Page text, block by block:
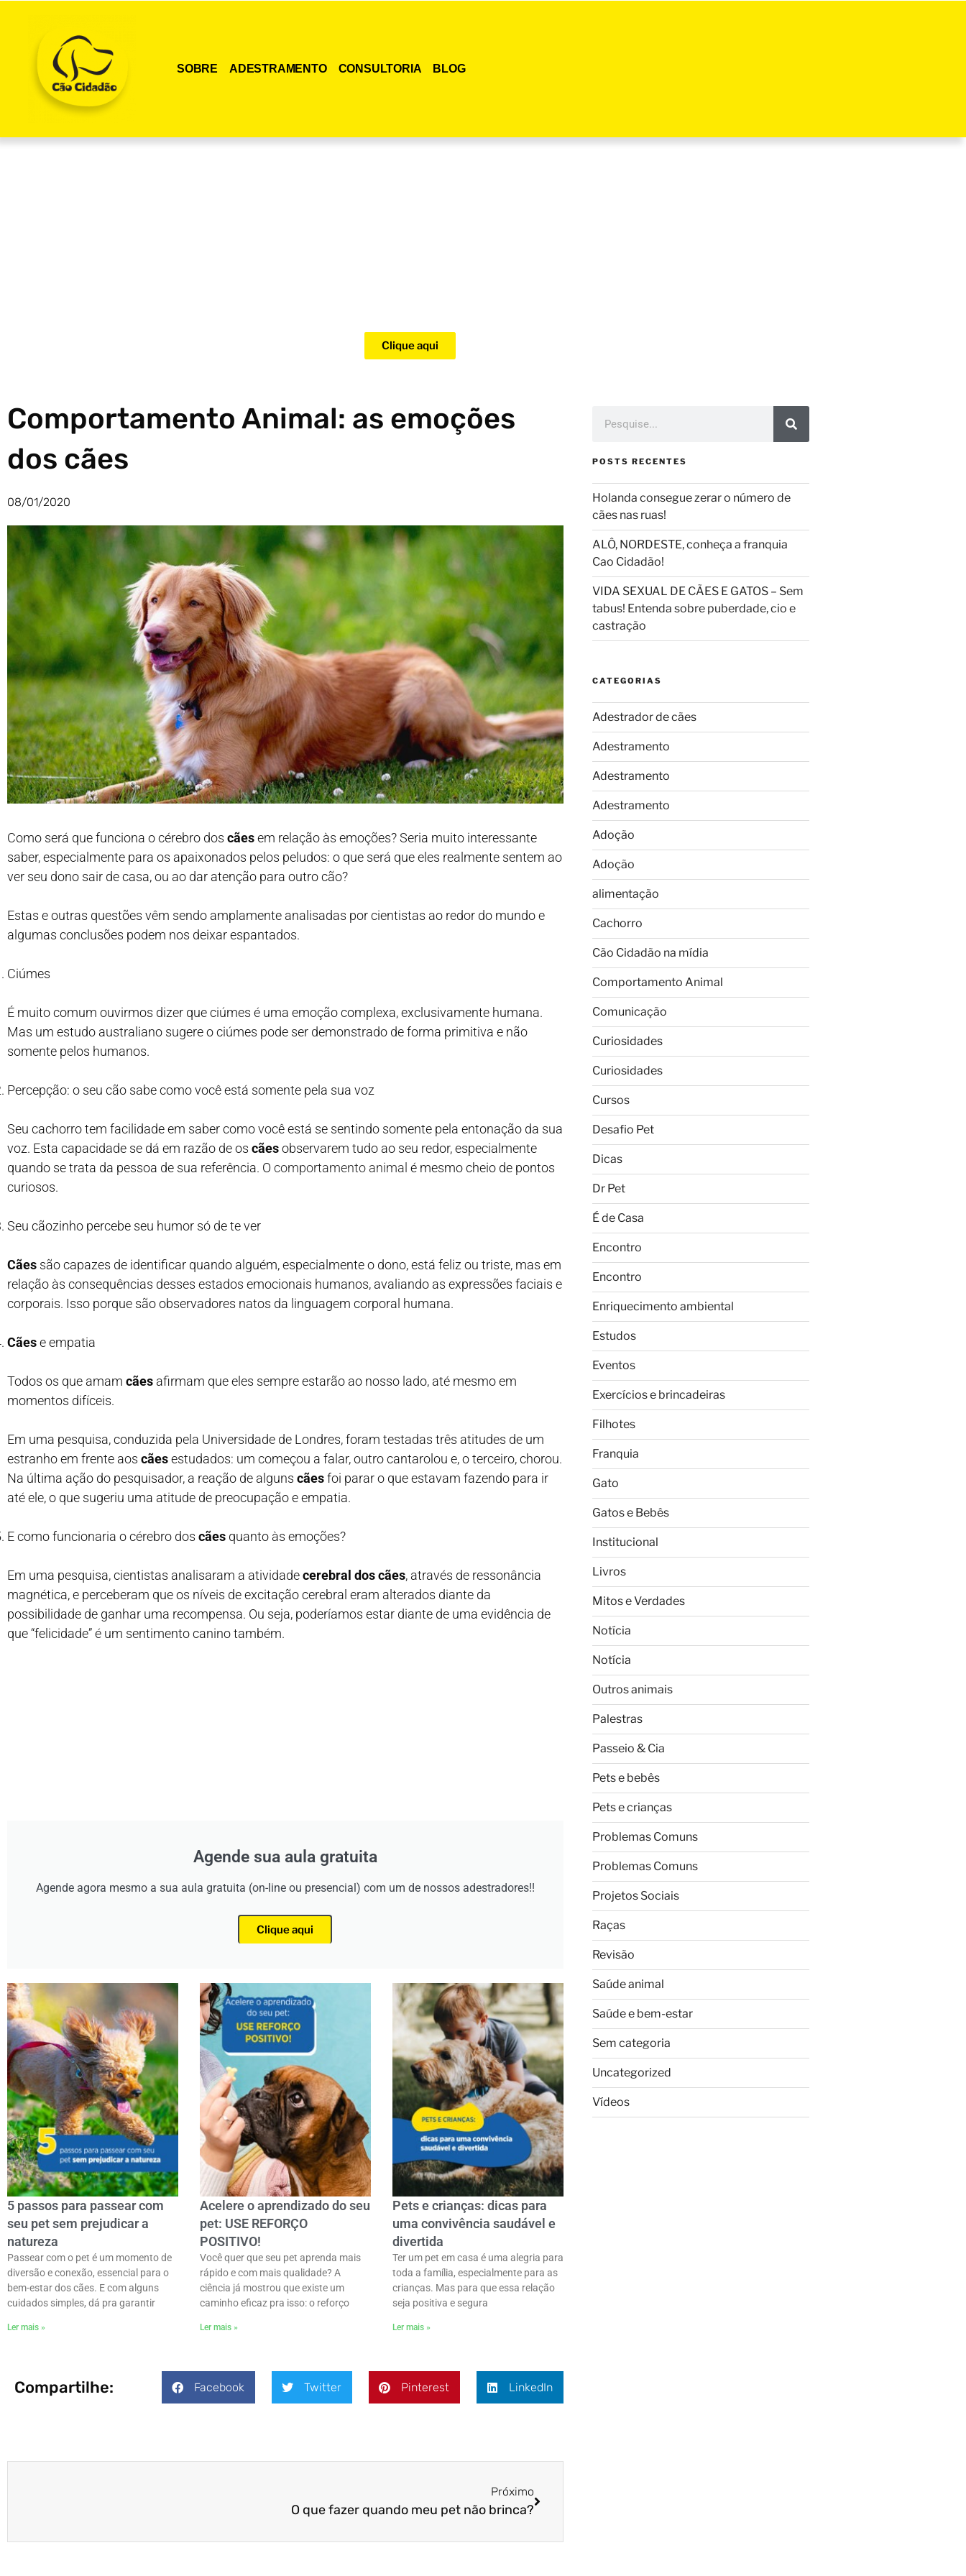
SOBRE ADESTRAMENTO CONSULTORIA BLOG
Clique aqui
Comportamento Animal: as emoções
dos cães
08/01/2020
Como será que funciona o cérebro dos cãesem relação às emoções? Seria muito interessante
saber, especialmente para os apaixonados pelos peludos: o que será que eles realmente sentem ao
ver seu dono sair de casa, ou ao dar atenção para outro cão?
Estas e outras questões vêm sendo amplamente analisadas por cientistas ao redor do mundo e
algumas conclusões podem nos deixar espantados.
Ciúmes
É muito comum ouvirmos dizer que ciúmes é uma emoção complexa, exclusivamente humana.
Mas um estudo australiano sugere o ciúmes pode ser demonstrado de forma primitiva e não
somente pelos humanos.
Percepção: o seu cão sabe como você está somente pela sua voz
Seu cachorro tem facilidade em saber como você está se sentindo somente pela entonação da sua
voz. Esta capacidade se dá em razão de os cãesobservarem tudo ao seu redor, especialmente
quando se trata da pessoa de sua referência. O comportamento animal é mesmo cheio de pontos
curiosos.
Seu cãozinho percebe seu humor só de te ver
Cães são capazes de identificar quando alguém, especialmente o dono, está feliz ou triste, mas em
relação às consequências desses estados emocionais humanos, avaliando as expressões faciais e
corporais. Isso porque são observadores natos da linguagem corporal humana.
Cãese empatia
Todos os que amam cães afirmam que eles sempre estarão ao nosso lado, até mesmo em
momentos difíceis.
Em uma pesquisa, conduzida pela Universidade de Londres, foram testadas três atitudes de um
estranho em frente aos cãesestudados: um começou a falar, outro cantarolou e, o terceiro, chorou.
Na última ação do pesquisador, a reação de alguns cãesfoi parar o que estavam fazendo para ir
até ele, o que sugeriu uma atitude de preocupação e empatia.
E como funcionaria o cérebro dos cães quanto às emoções?
Em uma pesquisa, cientistas analisaram a atividadecerebral dos cães, através de ressonância
magnética, e perceberam que os níveis de excitação cerebral eram alterados diante da
possibilidade de ganhar uma recompensa. Ou seja, poderíamos estar diante de uma evidência de
que “felicidade” é um sentimento canino também.
Agende sua aula gratuita
Agende agora mesmo a sua aula gratuita (on-line ou presencial) com um de nossos adestradores!!
Clique aqui
5 passos para passear com
seu pet sem prejudicar a
natureza
Passear com o pet é um momento de
diversão e conexão, essencial para o
bem-estar dos cães. E com alguns
cuidados simples, dá pra garantir
Ler mais »
Acelere o aprendizado do seu
pet: USE REFORÇO
POSITIVO!
Você quer que seu pet aprenda mais
rápido e com mais qualidade? A
ciência já mostrou que existe um
caminho eficaz pra isso: o reforço
Ler mais »
Pets e crianças: dicas para
uma convivência saudável e
divertida
Ter um pet em casa é uma alegria para
toda a família, especialmente para as
crianças. Mas para que essa relação
seja positiva e segura
Ler mais »
Compartilhe: Facebook Twitter Pinterest LinkedIn
Próximo
O que fazer quando meu pet não brinca?
POSTS RECENTES
Holanda consegue zerar o número de
cães nas ruas!
ALÔ, NORDESTE, conheça a franquia
Cao Cidadão!
VIDA SEXUAL DE CÃES E GATOS – Sem
tabus! Entenda sobre puberdade, cio e
castração
CATEGORIAS
Adestrador de cães
Adestramento
Adestramento
Adestramento
Adoção
Adoção
alimentação
Cachorro
Cão Cidadão na mídia
Comportamento Animal
Comunicação
Curiosidades
Curiosidades
Cursos
Desafio Pet
Dicas
Dr Pet
É de Casa
Encontro
Encontro
Enriquecimento ambiental
Estudos
Eventos
Exercícios e brincadeiras
Filhotes
Franquia
Gato
Gatos e Bebês
Institucional
Livros
Mitos e Verdades
Notícia
Notícia
Outros animais
Palestras
Passeio & Cia
Pets e bebês
Pets e crianças
Problemas Comuns
Problemas Comuns
Projetos Sociais
Raças
Revisão
Saúde animal
Saúde e bem-estar
Sem categoria
Uncategorized
Vídeos